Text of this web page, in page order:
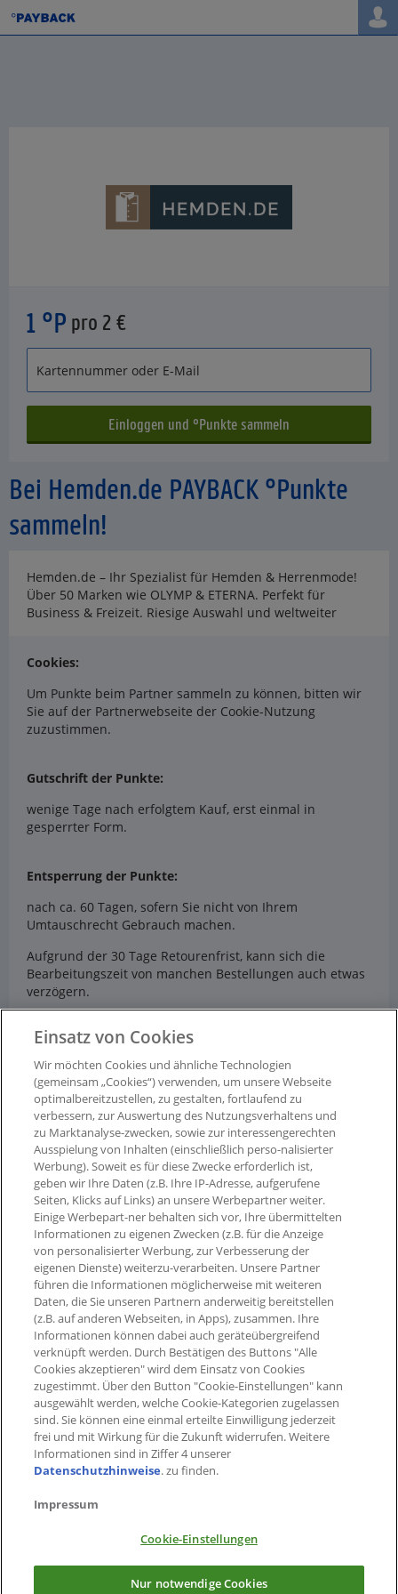
Bei Hemden.de PAYBACK °Punkte
sammeln!
Hemden.de – Ihr Spezialist für Hemden & Herrenmode!
Über 50 Marken wie OLYMP & ETERNA. Perfekt für
Business & Freizeit. Riesige Auswahl und weltweiter
Cookies:
Um Punkte beim Partner sammeln zu können, bitten wir
Sie auf der Partnerwebseite der Cookie-Nutzung
zuzustimmen.
Gutschrift der Punkte:
wenige Tage nach erfolgtem Kauf, erst einmal in
gesperrter Form.
Entsperrung der Punkte:
nach ca. 60 Tagen, sofern Sie nicht von Ihrem
Umtauschrecht Gebrauch machen.
Aufgrund der 30 Tage Retourenfrist, kann sich die
Bearbeitungszeit von manchen Bestellungen auch etwas
verzögern.
Ausgenommen von der Bepunktung sind:
- Stornierte Bestellungen
- Retournierte Waren
- Versandkosten
1 °P pro 2 €
Einsatz von Cookies
Wir möchten Cookies und ähnliche Technologien
(gemeinsam „Cookies“) verwenden, um unsere Webseite
optimalbereitzustellen, zu gestalten, fortlaufend zu
verbessern, zur Auswertung des Nutzungsverhaltens und
zu Marktanalyse-zwecken, sowie zur interessengerechten
Ausspielung von Inhalten (einschließlich perso-nalisierter
Werbung). Soweit es für diese Zwecke erforderlich ist,
geben wir Ihre Daten (z.B. Ihre IP-Adresse, aufgerufene
Seiten, Klicks auf Links) an unsere Werbepartner weiter.
Einige Werbepart-ner behalten sich vor, Ihre übermittelten
Informationen zu eigenen Zwecken (z.B. für die Anzeige
von personalisierter Werbung, zur Verbesserung der
eigenen Dienste) weiterzu-verarbeiten. Unsere Partner
führen die Informationen möglicherweise mit weiteren
Daten, die Sie unseren Partnern anderweitig bereitstellen
(z.B. auf anderen Webseiten, in Apps), zusammen. Ihre
Informationen können dabei auch geräteübergreifend
verknüpft werden. Durch Bestätigen des Buttons "Alle
Cookies akzeptieren" wird dem Einsatz von Cookies
zugestimmt. Über den Button "Cookie-Einstellungen" kann
ausgewählt werden, welche Cookie-Kategorien zugelassen
sind. Sie können eine einmal erteilte Einwilligung jederzeit
frei und mit Wirkung für die Zukunft widerrufen. Weitere
Informationen sind in Ziffer 4 unserer
Datenschutzhinweise. zu finden.
Impressum
Cookie-Einstellungen
Nur notwendige Cookies
×
Alle Vorteile immer dabei